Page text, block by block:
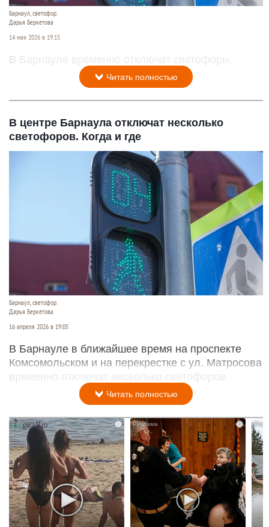
Барнаул, светофор.
Дарья Беркетова
14 мая 2026 в 19:15
В Барнауле временно отключат светофоры.
Читать полностью
В центре Барнаула отключат несколько
светофоров. Когда и где
Барнаул, светофор.
Дарья Беркетова
16 апреля 2026 в 19:05
В Барнауле в ближайшее время на проспекте
Комсомольском и на перекрестке с ул. Матросова
временно отключат несколько светофоров.
Читать полностью
i